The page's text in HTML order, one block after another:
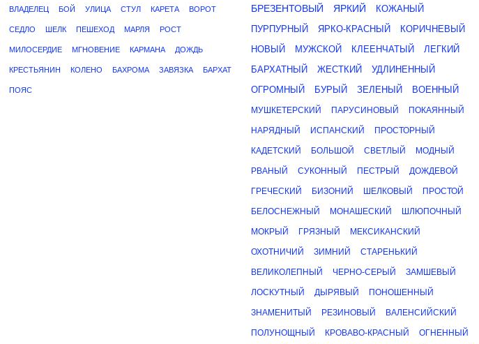
ВЛАДЕЛЕЦ БОЙ УЛИЦА СТУЛ КАРЕТА ВОРОТ
СЕДЛО ШЕЛК ПЕШЕХОД МАРЛЯ РОСТ
МИЛОСЕРДИЕ МГНОВЕНИЕ КАРМАНА ДОЖДЬ
КРЕСТЬЯНИН КОЛЕНО БАХРОМА ЗАВЯЗКА БАРХАТ
ПОЯС
БРЕЗЕНТОВЫЙ
ЯРКИЙ
КОЖАНЫЙ
ПУРПУРНЫЙ
ЯРКО-КРАСНЫЙ
КОРИЧНЕВЫЙ
НОВЫЙ
МУЖСКОЙ КЛЕЕНЧАТЫЙ
ЛЕГКИЙ
БАРХАТНЫЙ
ЖЕСТКИЙ
УДЛИНЕННЫЙ
ОГРОМНЫЙ
БУРЫЙ ЗЕЛЕНЫЙ ВОЕННЫЙ
МУШКЕТЕРСКИЙ ПАРУСИНОВЫЙ ПОКАЯННЫЙ
НАРЯДНЫЙ ИСПАНСКИЙ ПРОСТОРНЫЙ
КАДЕТСКИЙ БОЛЬШОЙ СВЕТЛЫЙ МОДНЫЙ
РВАНЫЙ СУКОННЫЙ ПЕСТРЫЙ ДОЖДЕВОЙ
ГРЕЧЕСКИЙ БИЗОНИЙ ШЕЛКОВЫЙ ПРОСТОЙ
БЕЛОСНЕЖНЫЙ МОНАШЕСКИЙ ШЛЮПОЧНЫЙ
МОКРЫЙ ГРЯЗНЫЙ МЕКСИКАНСКИЙ
ОХОТНИЧИЙ ЗИМНИЙ СТАРЕНЬКИЙ
ВЕЛИКОЛЕПНЫЙ ЧЕРНО-СЕРЫЙ ЗАМШЕВЫЙ
ЛОСКУТНЫЙ ДЫРЯВЫЙ ПОНОШЕННЫЙ
ЗНАМЕНИТЫЙ РЕЗИНОВЫЙ ВАЛЕНСИЙСКИЙ
ПОЛУНОЩНЫЙ КРОВАВО-КРАСНЫЙ ОГНЕННЫЙ